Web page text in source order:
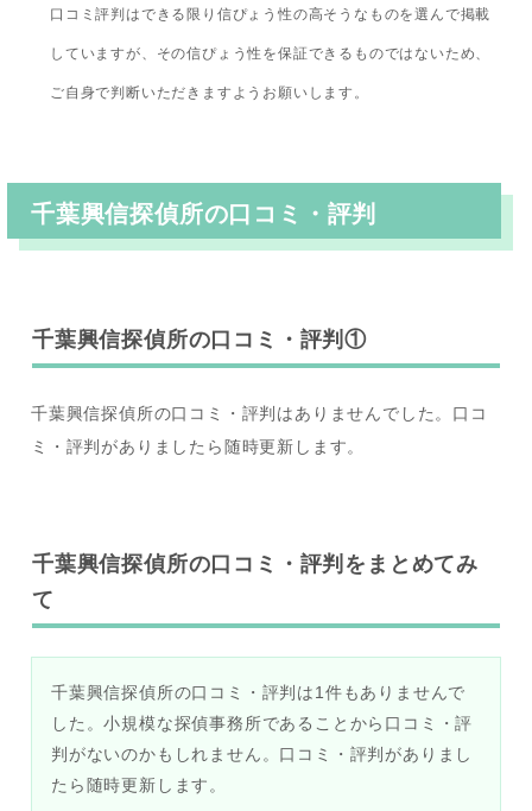
口コミ評判はできる限り信ぴょう性の高そうなものを選んで掲載
していますが、その信ぴょう性を保証できるものではないため、
ご自身で判断いただきますようお願いします。
千葉興信探偵所の口コミ・評判
千葉興信探偵所の口コミ・評判①
千葉興信探偵所の口コミ・評判はありませんでした。口コ
ミ・評判がありましたら随時更新します。
千葉興信探偵所の口コミ・評判をまとめてみ
て
千葉興信探偵所の口コミ・評判は1件もありませんで
した。小規模な探偵事務所であることから口コミ・評
判がないのかもしれません。口コミ・評判がありまし
たら随時更新します。